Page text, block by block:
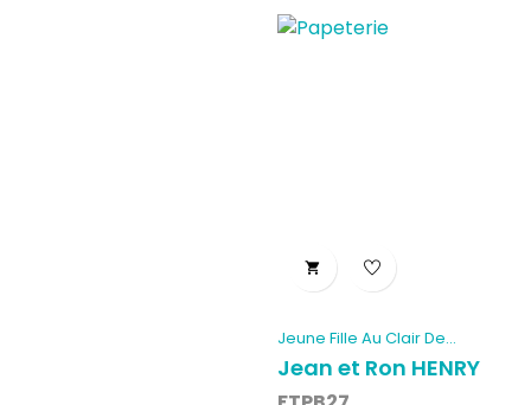

Jeune Fille Au Clair De...
Jean et Ron HENRY